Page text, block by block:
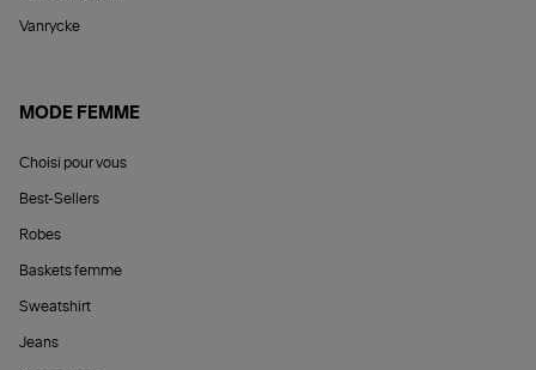
Vanrycke
MODE FEMME
Choisi pour vous
Best-Sellers
Robes
Baskets femme
Sweatshirt
Jeans